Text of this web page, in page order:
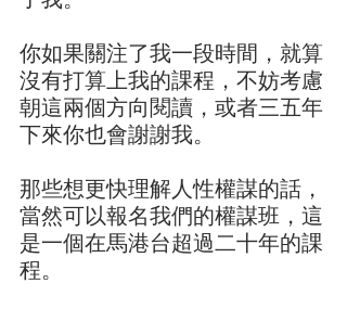
你如果關注了我一段時間，就算
沒有打算上我的課程，不妨考慮
朝這兩個方向閱讀，或者三五年
下來你也會謝謝我。
那些想更快理解人性權謀的話，
當然可以報名我們的權謀班，這
是一個在馬港台超過二十年的課
程。